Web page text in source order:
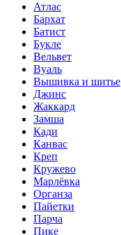
Атлас
Бархат
Батист
Букле
Вельвет
Вуаль
Вышивка и шитье
Джинс
Жаккард
Замша
Кади
Канвас
Креп
Кружево
Марлёвка
Органза
Пайетки
Парча
Пике